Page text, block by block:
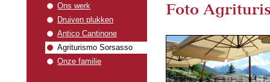
Ons werk
Druiven plukken
Antico Cantinone
Agriturismo Sorsasso
Onze familie
Foto